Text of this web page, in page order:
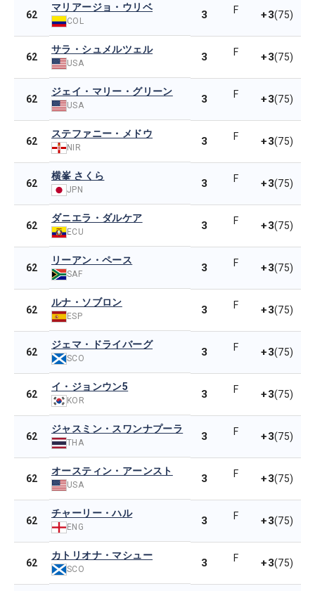
62
マリアージョ・ウリベ
COL 3 F +3(75)
62
サラ・シュメルツェル
USA 3 F +3(75)
62
ジェイ・マリー・グリーン
USA 3 F +3(75)
62
ステファニー・メドウ
NIR 3 F +3(75)
62
横峯 さくら
JPN 3 F +3(75)
62
ダニエラ・ダルケア
ECU 3 F +3(75)
62
リーアン・ペース
SAF 3 F +3(75)
62
ルナ・ソブロン
ESP 3 F +3(75)
62
ジェマ・ドライバーグ
SCO 3 F +3(75)
62
イ・ジョンウン5
KOR 3 F +3(75)
62
ジャスミン・スワンナプーラ
THA 3 F +3(75)
62
オースティン・アーンスト
USA 3 F +3(75)
62
チャーリー・ハル
ENG 3 F +3(75)
62
カトリオナ・マシュー
SCO 3 F +3(75)